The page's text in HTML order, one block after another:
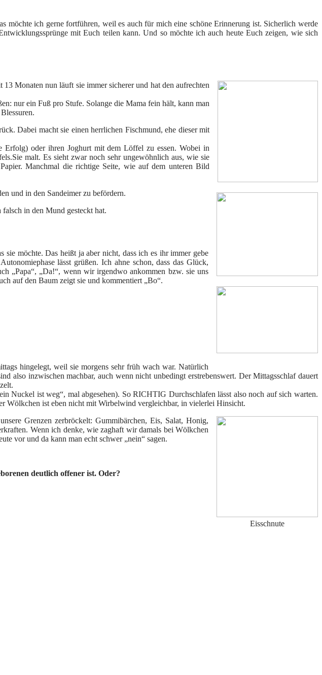
ich gerne fortführen, weil es auch für mich eine schöne Erinnerung ist. Sicherlich werde
mit Euch teilen kann. Und so möchte ich auch heute Euch zeigen, wie sich
Monaten nun läuft sie immer sicherer und hat den aufrechten
nur ein Fuß pro Stufe. Solange die Mama fein hält, kann man
Dabei macht sie einen herrlichen Fischmund, ehe dieser mit
Erfolg) oder ihren Joghurt mit dem Löffel zu essen. Wobei in
Sie malt. Es sieht zwar noch sehr ungewöhnlich aus, wie sie
Manchmal die richtige Seite, wie auf dem unteren Bild
und in den Sandeimer zu befördern.
in den Mund gesteckt hat.
möchte. Das heißt ja aber nicht, dass ich es ihr immer gebe
lässt grüßen. Ich ahne schon, dass das Glück,
„Papa“, „Da!“, wenn wir irgendwo ankommen bzw. sie uns
auf den Baum zeigt sie und kommentiert „Bo“.
hingelegt, weil sie morgens sehr früh wach war. Natürlich
also inzwischen machbar, auch wenn nicht unbedingt erstrebenswert. Der Mittagsschlaf dauert
Nuckel ist weg“, mal abgesehen). So RICHTIG Durchschlafen lässt also noch auf sich warten.
Wölkchen ist eben nicht mit Wirbelwind vergleichbar, in vielerlei Hinsicht.
Eisschnute
Grenzen zerbröckelt: Gummibärchen, Eis, Salat, Honig,
Wenn ich denke, wie zaghaft wir damals bei Wölkchen
vor und da kann man echt schwer „nein“ sagen.
deutlich offener ist. Oder?